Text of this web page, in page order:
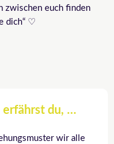
zwischen euch finden
dich“ ♡
erfährst du, …
wir alle